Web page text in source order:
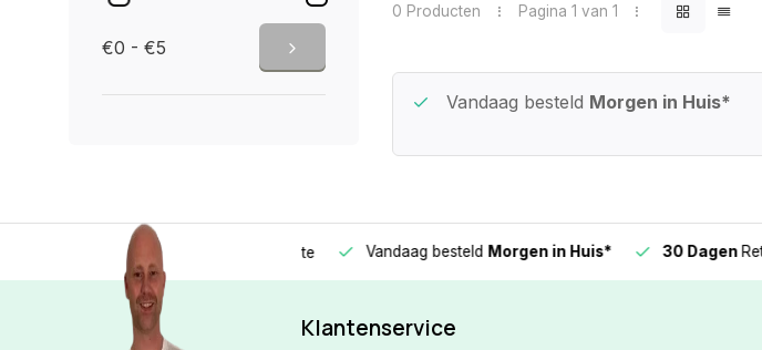
€0 - €5
0 Producten Pagina 1 van 1
Betaal in3 gelijke delenmet 0%
Vandaag besteld Morgen in Huis*
3 gelijke delen Vandaag besteldMorgen in Huis* 30 DagenRetour*
Klantenservice